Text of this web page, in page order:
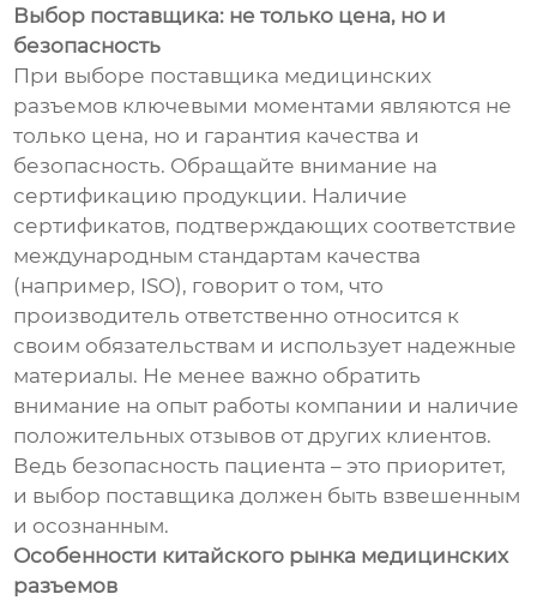
Выбор поставщика: не только цена, но и
безопасность
При выборе поставщика медицинских
разъемов ключевыми моментами являются не
только цена, но и гарантия качества и
безопасность. Обращайте внимание на
сертификацию продукции. Наличие
сертификатов, подтверждающих соответствие
международным стандартам качества
(например, ISO), говорит о том, что
производитель ответственно относится к
своим обязательствам и использует надежные
материалы. Не менее важно обратить
внимание на опыт работы компании и наличие
положительных отзывов от других клиентов.
Ведь безопасность пациента – это приоритет,
и выбор поставщика должен быть взвешенным
и осознанным.
Особенности китайского рынка медицинских
разъемов